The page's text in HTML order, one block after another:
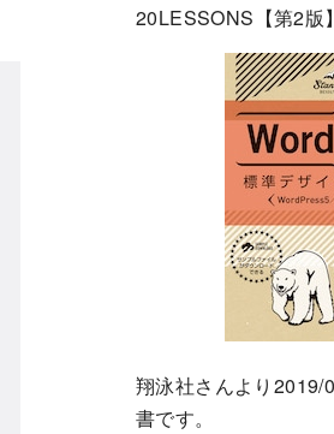
20LESSONS【第2版】
翔泳社さんより2019/
書です。